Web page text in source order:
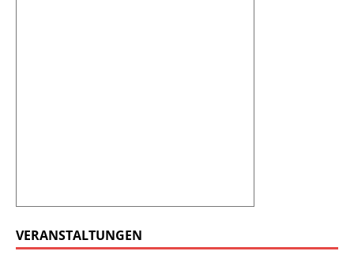
VERANSTALTUNGEN